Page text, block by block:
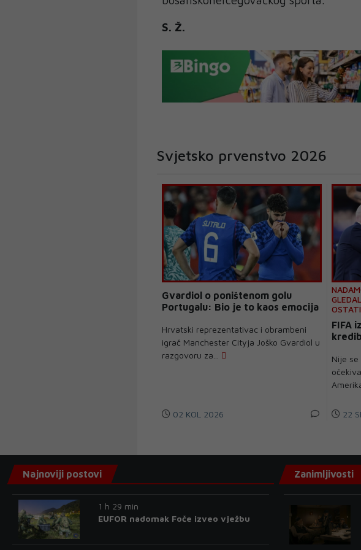
S. Ž.
Svjetsko prvenstvo 2026
Gvardiol o poništenom golu
Portugalu: Bio je to kaos emocija
Hrvatski reprezentativac i obrambeni
igrač Manchester Cityja Joško Gvardiol u
razgovoru za...
02 KOL 2026
FIFA
Nije se
22
Najnoviji postovi
1 h 29 min
EUFOR nadomak Foče izveo vježbu
Zanimljivosti